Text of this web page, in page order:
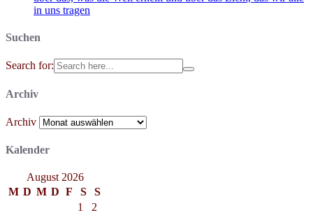
in uns tragen
Suchen
Search for:
Archiv
Archiv
Kalender
August 2026
M D M D F S
S
1
2